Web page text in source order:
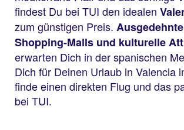
findest Du bei TUI den idealen
zum günstigen Preis.
Shopping-Malls und kulturelle
erwarten Dich in der spanischen
Dich für Deinen Urlaub in Valencia
finde einen direkten Flug und das
bei TUI.